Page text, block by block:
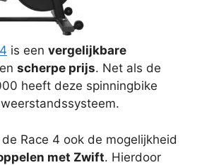
is een vergelijkbare
scherpe prijs. Net als de
heeft deze spinningbike
Race 4 ook de mogelijkheid
met Zwift. Hierdoor